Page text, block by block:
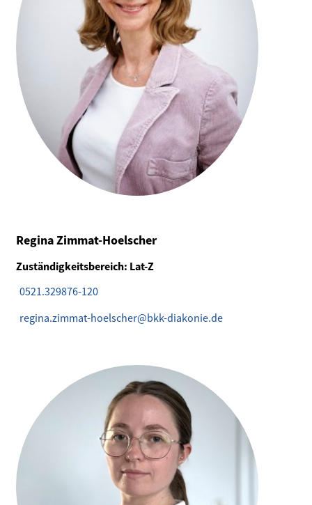
Regina Zimmat-Hoelscher
Zuständigkeitsbereich: Lat-Z
0521.329876-120
regina.zimmat-hoelscher@bkk-diakonie.de